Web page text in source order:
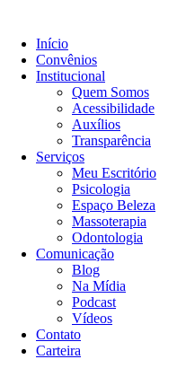
Início
Convênios
Institucional
Quem Somos
Acessibilidade
Auxílios
Transparência
Serviços
Meu Escritório
Psicologia
Espaço Beleza
Massoterapia
Odontologia
Comunicação
Blog
Na Mídia
Podcast
Vídeos
Contato
Carteira